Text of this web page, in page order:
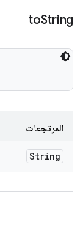
toString
المرتجعات
String